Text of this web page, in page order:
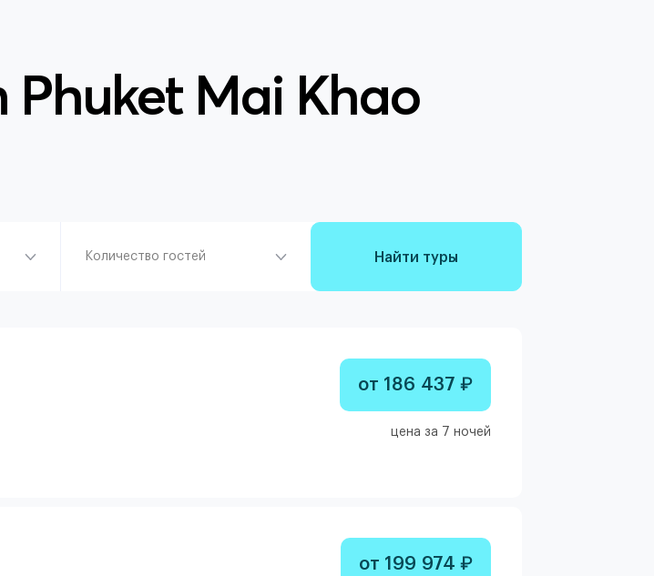
Phuket Mai Khao
Количество гостей Найти туры
от 186 437 ₽
цена за 7 ночей
от 199 974 ₽